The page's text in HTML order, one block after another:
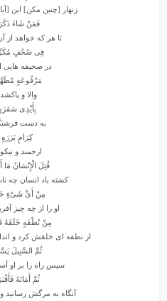
زنهار [چنین مکن] این
فَمَنْ شَاءَ
تا هر که خواهد از آن
فِی صُحُفٍ
در صحیفه ‏هایى
مَرْفُوعَهٍ
والا و پاک‏شده
بِأَیْدِی
به دست
کِرَامٍ
ارجمند و
قُتِلَ الْإِنْسَانُ مَا
کشته باد انسان چه
مِنْ أَیِّ شَیْءٍ
او را از چه چیز
مِنْ نُطْفَهٍ خَلَقَهُ
از نطفه‏ اى خلقش کرد و
ثُمَّ السَّبِیلَ
سپس راه را بر او
ثُمَّ أَمَاتَهُ
آنگاه به مرگش رسانید و